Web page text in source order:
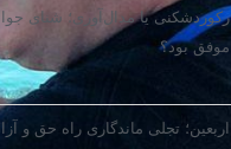
رکوردشکنی یا مدال‌آوری؛ شنای
موفق بود؟
اربعین؛ تجلی ماندگاری راه حق و